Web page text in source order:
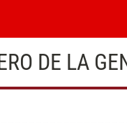
DE LA